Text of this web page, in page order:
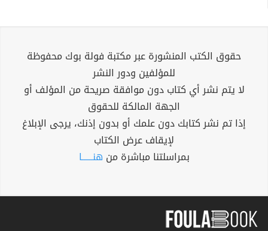
حقوق الكتب المنشورة عبر مكتبة فولة بوك محفوظة
للمؤلفين ودور النشر
لا يتم نشر أي كتاب دون موافقة صريحة من المؤلف أو
الجهة المالكة للحقوق
إذا تم نشر كتابك دون علمك أو بدون إذنك، يرجى الإبلاغ
لإيقاف عرض الكتاب
بمراسلتنا مباشرة من هنــــــا